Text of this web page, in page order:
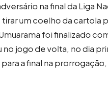
na final da Liga
um coelho da cartola
foi finalizado
no jogo de volta, no dia
a final na